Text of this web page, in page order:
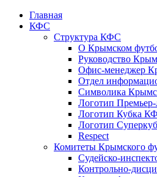
Главная
КФС
Структура КФС
О Крымском
Руководство
Офис-менеджер
Отдел
Символика
Логотип
Логотип Кубка
Логотип
Respect
Комитеты Крымского
Судейско-
Контрольно-